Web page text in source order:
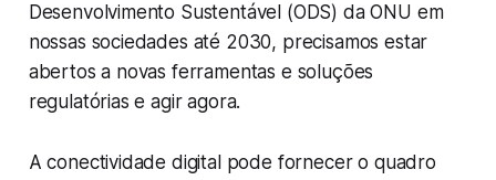
Desenvolvimento Sustentável (ODS) da ONU em
nossas sociedades até 2030, precisamos estar
abertos a novas ferramentas e soluções
regulatórias e agir agora.
A conectividade digital pode fornecer o quadro